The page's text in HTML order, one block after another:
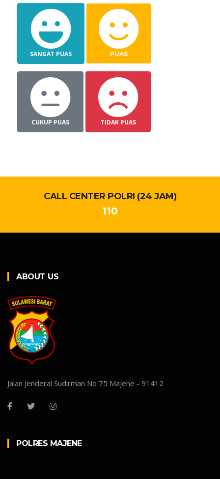
SANGAT PUAS PUAS
CUKUP PUAS TIDAK PUAS
CALL CENTER POLRI (24 JAM)
110
ABOUT US
Jalan Jenderal Sudirman No 75 Majene - 91412
POLRES MAJENE